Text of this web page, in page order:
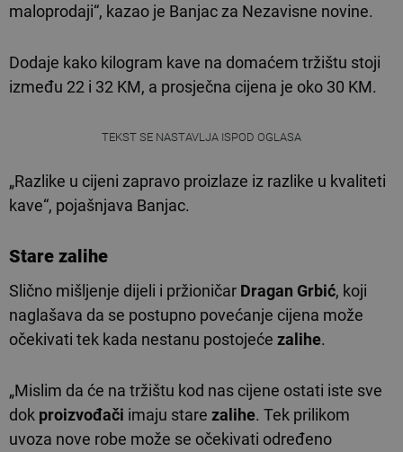
maloprodaji“, kazao je Banjac za Nezavisne novine.
Dodaje kako kilogram kave na domaćem tržištu stoji
između 22 i 32 KM, a prosječna cijena je oko 30 KM.
TEKST SE NASTAVLJA ISPOD OGLASA
„Razlike u cijeni zapravo proizlaze iz razlike u kvaliteti
kave“, pojašnjava Banjac.
Stare zalihe
Slično mišljenje dijeli i pržioničar Dragan Grbić, koji
naglašava da se postupno povećanje cijena može
očekivati tek kada nestanu postojeće zalihe.
„Mislim da će na tržištu kod nas cijene ostati iste sve
dok proizvođači imaju stare zalihe. Tek prilikom
uvoza nove robe može se očekivati određeno